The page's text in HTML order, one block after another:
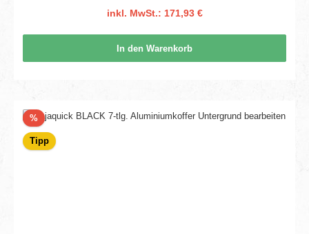
inkl. MwSt.: 171,93 €
In den Warenkorb
%Rabatt
Tipp